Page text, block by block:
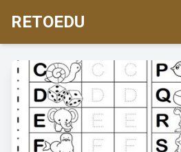
RETOEDU